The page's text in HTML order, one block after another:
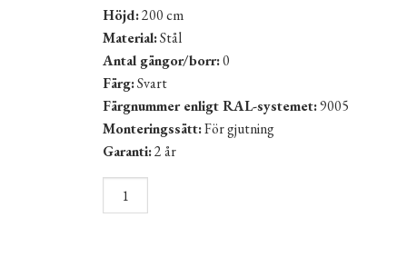
Höjd:200 cm
Material:Stål
Antal gängor/borr:0
Färg:Svart
Färgnummer enligt RAL-systemet:9005
Monteringssätt:För gjutning
Garanti:2 år